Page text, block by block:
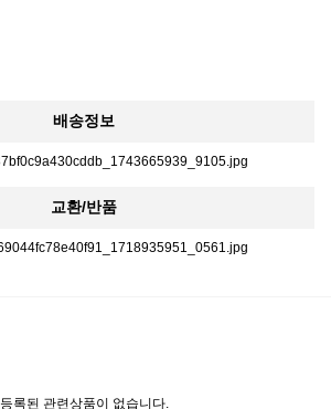
배송정보
교환/반품
등록된 관련상품이 없습니다.